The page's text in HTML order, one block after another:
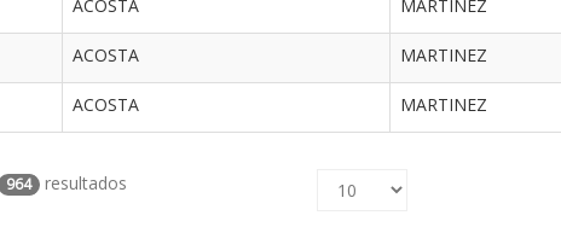
ACOSTA MARTINEZ
ACOSTA MARTINEZ
ACOSTA MARTINEZ
964 resultados